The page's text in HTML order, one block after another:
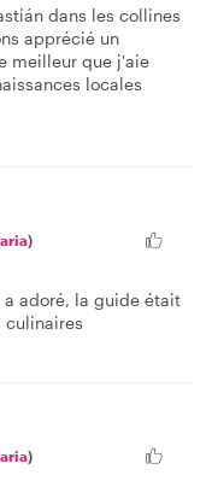
dans les collines
apprécié un
meilleur que j'aie
locales
)
a adoré, la guide était
culinaires
)